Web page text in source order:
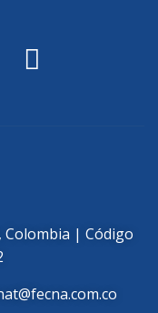
Colombia | Código